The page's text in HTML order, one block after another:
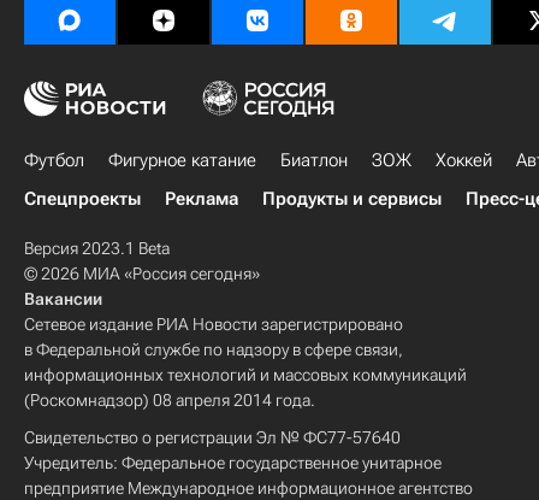
Футбол Фигурное катание Биатлон ЗОЖ Хоккей
Спецпроекты
Реклама Продукты и сервисы Пресс-
Версия 2023.1 Beta
© 2026 МИА «Россия сегодня»
Вакансии
Сетевое издание РИА Новости зарегистрировано
в Федеральной службе по надзору в сфере связи,
информационных технологий и массовых коммуникаций
(Роскомнадзор) 08 апреля 2014 года.
Свидетельство о регистрации Эл № ФС77-57640
Учредитель: Федеральное государственное унитарное
предприятие Международное информационное агентство